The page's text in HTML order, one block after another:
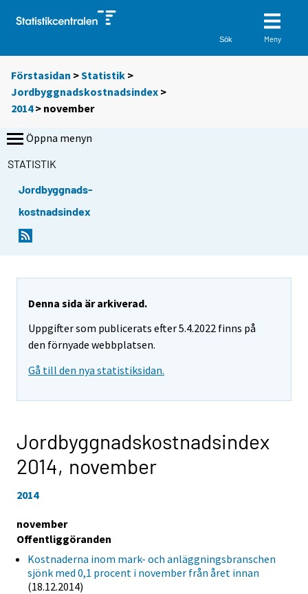
Sök Meny
Förstasidan >Statistik >
Jordbyggnadskostnadsindex >
2014> november
Öppna menyn
STATISTIK
Jordbyggnads-
kostnadsindex
Denna sida är arkiverad.
Uppgifter som publicerats efter 5.4.2022 finns på
den förnyade webbplatsen.
Gå till den nya statistiksidan.
Jordbyggnadskostnadsindex
2014, november
2014
november
Offentliggöranden
Kostnaderna inom mark- och anläggningsbranschen
sjönk med 0,1 procent i november från året innan
(18.12.2014)